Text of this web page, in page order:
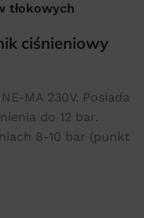
tłokowych
ciśnieniowy
MA 230V. Posiada
do 12 bar.
8-10 bar (punkt